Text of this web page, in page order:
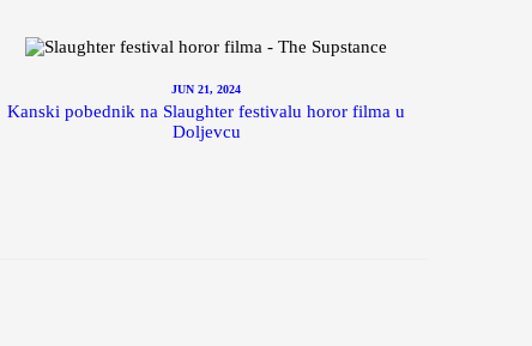
JUN 21, 2024
Kanski pobednik na Slaughter festivalu horor filma u
Doljevcu